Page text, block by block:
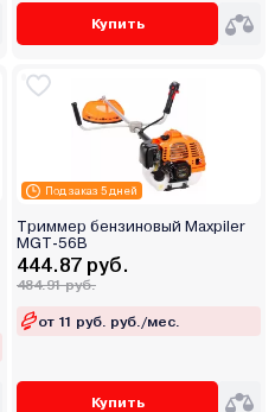
Купить
Под заказ 5 дней
Триммер бензиновый Maxpiler
MGT-56B
444.87 руб.
484.91 руб.
от 11 руб. руб./мес.
Купить